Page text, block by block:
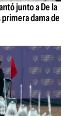
junto a De la
dama de